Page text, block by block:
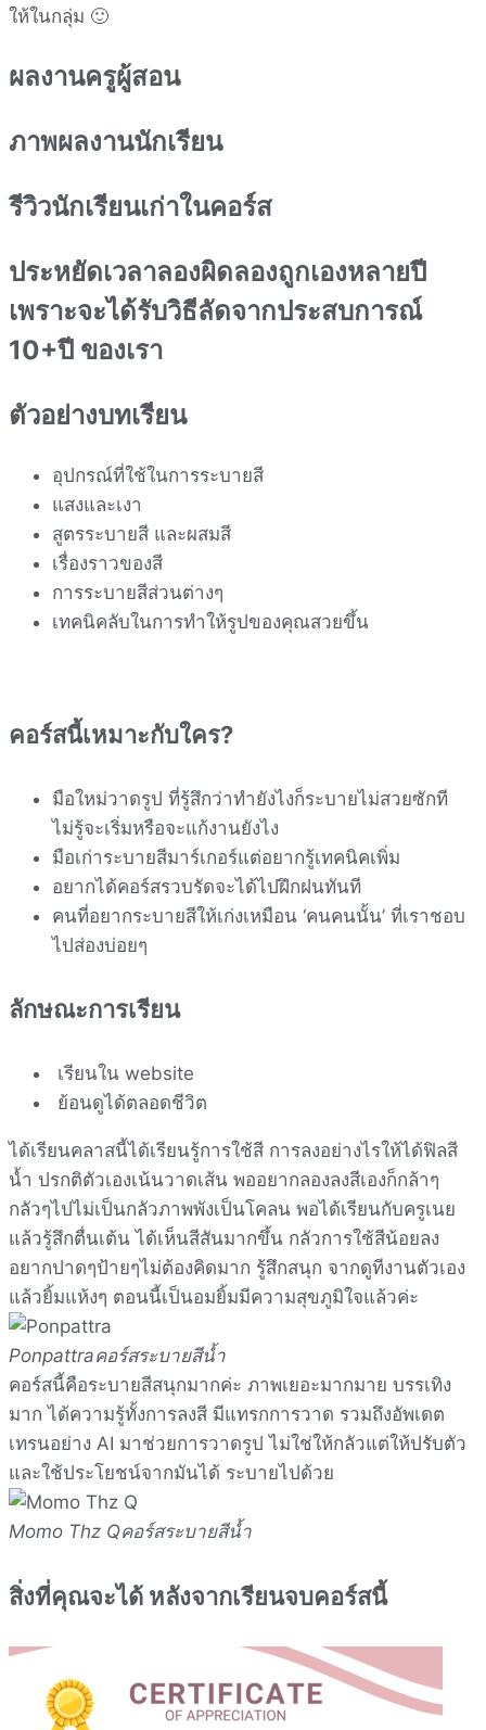
ให้ในกลุ่ม 🙂
ผลงานครูผู้สอน
ภาพผลงานนักเรียน
รีวิวนักเรียนเก่าในคอร์ส
ประหยัดเวลาลองผิดลองถูกเองหลายปี
เพราะจะได้รับวิธีลัดจากประสบการณ์
10+ปี ของเรา
ตัวอย่างบทเรียน
อุปกรณ์ที่ใช้ในการระบายสี
แสงและเงา
สูตรระบายสี และผสมสี
เรื่องราวของสี
การระบายสีส่วนต่างๆ
เทคนิคลับในการทำให้รูปของคุณสวยขึ้น
คอร์สนี้เหมาะกับใคร?
มือใหม่วาดรูป ที่รู้สึกว่าทำยังไงก็ระบายไม่สวยซักที
ไม่รู้จะเริ่มหรือจะแก้งานยังไง
มือเก่าระบายสีมาร์เกอร์แต่อยากรู้เทคนิคเพิ่ม
อยากได้คอร์สรวบรัดจะได้ไปฝึกฝนทันที
คนที่อยากระบายสีให้เก่งเหมือน ‘คนคนนั้น’ ที่เราชอบ
ไปส่องบ่อยๆ
ลักษณะการเรียน
เรียนใน website
ย้อนดูได้ตลอดชีวิต
ได้เรียนคลาสนี้ได้เรียนรู้การใช้สี การลงอย่างไรให้ได้ฟิลสี
น้ำ ปรกติตัวเองเน้นวาดเส้น พออยากลองลงสีเองก็กล้าๆ
กลัวๆไปไม่เป็นกลัวภาพพังเป็นโคลน พอได้เรียนกับครูเนย
แล้วรู้สึกตื่นเต้น ได้เห็นสีสันมากขึ้น กลัวการใช้สีน้อยลง
อยากปาดๆป้ายๆไม่ต้องคิดมาก รู้สึกสนุก จากดูทีงานตัวเอง
แล้วยิ้มแห้งๆ ตอนนี้เป็นอมยิ้มมีความสุขภูมิใจแล้วค่ะ
Ponpattraคอร์สระบายสีน้ำ
คอร์สนี้คือระบายสีสนุกมากค่ะ ภาพเยอะมากมาย บรรเทิง
มาก ได้ความรู้ทั้งการลงสี มีแทรกการวาด รวมถึงอัพเดต
เทรนอย่าง AI มาช่วยการวาดรูป ไม่ใช่ให้กลัวแต่ให้ปรับตัว
และใช้ประโยชน์จากมันได้ ระบายไปด้วย
Momo Thz Qคอร์สระบายสีน้ำ
สิ่งที่คุณจะได้ หลังจากเรียนจบคอร์สนี้